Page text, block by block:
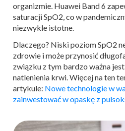
organizmie. Huawei Band 6
saturacji SpO2, co w
niezwykle istotne.
Dlaczego? Niski poziom SpO2
zdrowie i może przynosić
związku z tym bardzo ważna
natlenienia krwi. Więcej na ten
artykule: Nowe technologie w
zainwestować w opaskę z